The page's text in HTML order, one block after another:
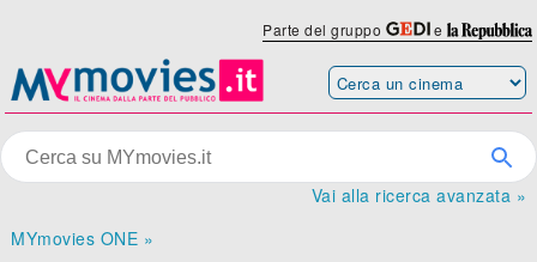
Parte del gruppo e
Vai alla ricerca avanzata »
MYmovies ONE »